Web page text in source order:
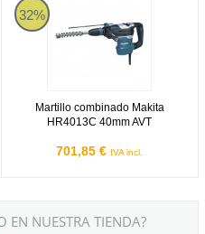
32%
Martillo combinado Makita
HR4013C 40mm AVT
701,85 € IVA incl.
EN NUESTRA TIENDA?